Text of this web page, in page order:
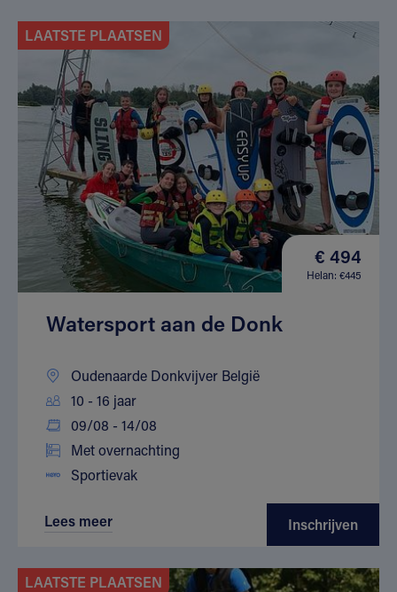
LAATSTE PLAATSEN
€ 494
Helan: €445
Watersport aan de Donk
Oudenaarde Donkvijver België
10 - 16 jaar
09/08 - 14/08
Met overnachting
Sportievak
Lees meer Inschrijven
LAATSTE PLAATSEN